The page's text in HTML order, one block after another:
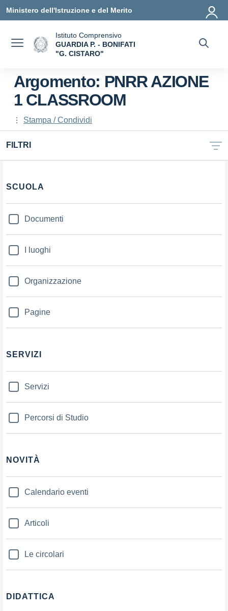
Ministero dell'Istruzione e del Merito
Istituto Comprensivo
GUARDIA P. - BONIFATI
"G. CISTARO"
Argomento: PNRR AZIONE
1 CLASSROOM
Stampa / Condividi
FILTRI
Filtri
SCUOLA
Documenti
I luoghi
Organizzazione
Pagine
SERVIZI
Servizi
Percorsi di Studio
NOVITÀ
Calendario eventi
Articoli
Le circolari
DIDATTICA